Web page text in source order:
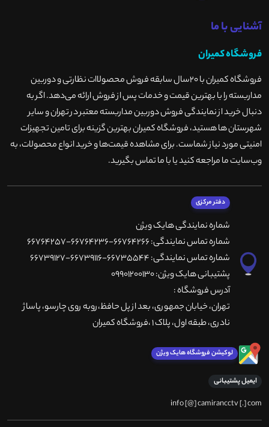
آشنایی با ما
فروشگاه کمیران
فروشگاه کمیران با ۲۰سال سابقه فروش محصولاات نظارتی و دوربین
مداربسته را با بهترین قیمت و خدمات پس از فروش ارائه می‌دهد. اگر به
دنبال خرید از نمایندگی فروش دوربین مداربسته معتبر در تهران و سایر
شهرستان ها هستید، فروشگاه کمیران بهترین گزینه برای تامین تجهیزات
امنیتی مورد نیاز شماست. برای مشاهده قیمت‌ها و خرید انواع محصولات، به
وب‌سایت ما مراجعه کنید یا با ما تماس بگیرید.
دفتر مرکزی
شماره نمایندگی هایک ویژن
شماره تماس نمایندگی: 66764266-66764236-66764257
شماره تماس نمایندگی: 66735544-66739116-66739127
پشتیبانی هایک ویژن: 09901200130
آدرس فروشگاه :
تهران، خيابان جمهوری، بعد از پل حافظ،روبه روی چارسو، پاساژ
نادری، طبقه اول، پلاک 1 ،فروشگاه کمیران
لوکیشن فروشگاه هایک ویژن
ایمیل پشتیبانی
info [@] camirancctv [.] com